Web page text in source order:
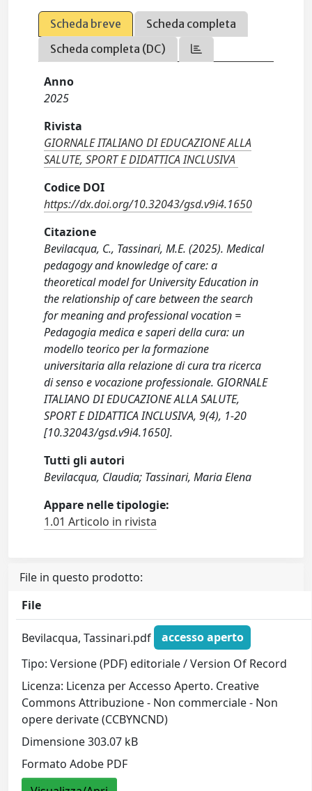
Scheda breve
Scheda completa
Scheda completa (DC)
Anno
2025
Rivista
GIORNALE ITALIANO DI EDUCAZIONE ALLA
SALUTE, SPORT E DIDATTICA INCLUSIVA
Codice DOI
https://dx.doi.org/10.32043/gsd.v9i4.1650
Citazione
Bevilacqua, C., Tassinari, M.E. (2025). Medical
pedagogy and knowledge of care: a
theoretical model for University Education in
the relationship of care between the search
for meaning and professional vocation =
Pedagogia medica e saperi della cura: un
modello teorico per la formazione
universitaria alla relazione di cura tra ricerca
di senso e vocazione professionale. GIORNALE
ITALIANO DI EDUCAZIONE ALLA SALUTE,
SPORT E DIDATTICA INCLUSIVA, 9(4), 1-20
[10.32043/gsd.v9i4.1650].
Tutti gli autori
Bevilacqua, Claudia; Tassinari, Maria Elena
Appare nelle tipologie:
1.01 Articolo in rivista
File in questo prodotto:
File
Bevilacqua, Tassinari.pdf
accesso aperto
Tipo: Versione (PDF) editoriale / Version Of Record
Licenza: Licenza per Accesso Aperto. Creative
Commons Attribuzione - Non commerciale - Non
opere derivate (CCBYNCND)
Dimensione 303.07 kB
Formato Adobe PDF